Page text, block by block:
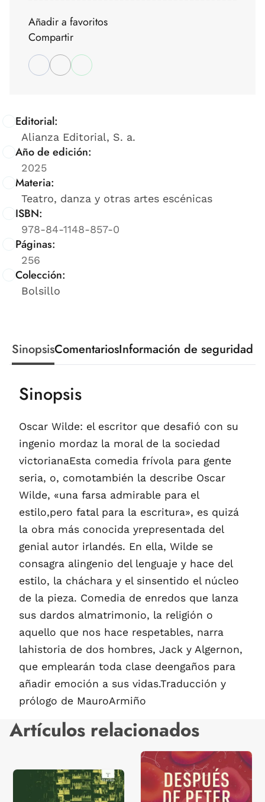
Editorial:
Alianza Editorial, S. a.
Año de edición:
2025
Materia:
Teatro, danza y otras artes escénicas
ISBN:
978-84-1148-857-0
Páginas:
256
Colección:
Bolsillo
Añadir a favoritos
Compartir
SinopsisComentariosInformación de seguridad
Sinopsis
Oscar Wilde: el escritor que desafió con su
ingenio mordaz la moral de la sociedad
victorianaEsta comedia frívola para gente
seria, o, comotambién la describe Oscar
Wilde, «una farsa admirable para el
estilo,pero fatal para la escritura», es quizá
la obra más conocida yrepresentada del
genial autor irlandés. En ella, Wilde se
consagra alingenio del lenguaje y hace del
estilo, la cháchara y el sinsentido el núcleo
de la pieza. Comedia de enredos que lanza
sus dardos almatrimonio, la religión o
aquello que nos hace respetables, narra
lahistoria de dos hombres, Jack y Algernon,
que emplearán toda clase deengaños para
añadir emoción a sus vidas.Traducción y
prólogo de MauroArmiño
Artículos relacionados